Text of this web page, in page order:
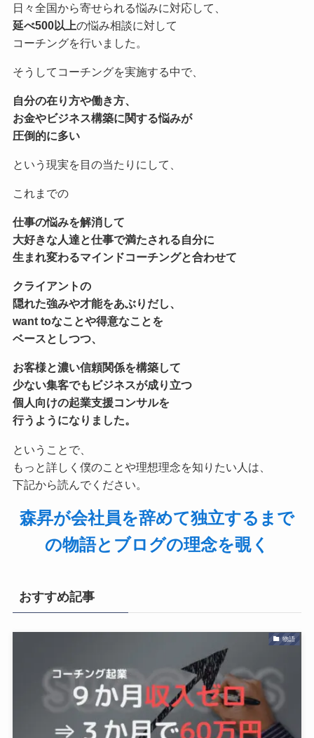
日々全国から寄せられる悩みに対応して、
延べ500以上の悩み相談に対して
コーチングを行いました。
そうしてコーチングを実施する中で、
自分の在り方や働き方、
お金やビジネス構築に関する悩みが
圧倒的に多い
という現実を目の当たりにして、
これまでの
仕事の悩みを解消して
大好きな人達と仕事で満たされる自分に
生まれ変わるマインドコーチングと合わせて
クライアントの
隠れた強みや才能をあぶりだし、
want toなことや得意なことを
ベースとしつつ、
お客様と濃い信頼関係を構築して
少ない集客でもビジネスが成り立つ
個人向けの起業支援コンサルを
行うようになりました。
ということで、
もっと詳しく僕のことや理想理念を知りたい人は、
下記から読んでください。
森昇が会社員を辞めて独立するまで
の物語とブログの理念を覗く
おすすめ記事
物語